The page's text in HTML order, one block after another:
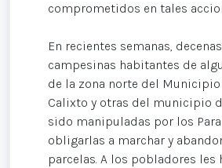
comprometidos en tales
En recientes semanas,
campesinas habitantes de
de la zona norte del Municipio
Calixto y otras del municipio
sido manipuladas por los
obligarlas a marchar y
parcelas. A los pobladores les